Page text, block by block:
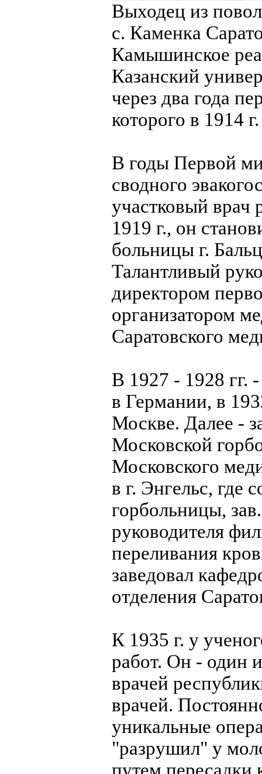
Выходец из
с. Каменка
Камышинское
Казанский
через два года
которого в 1914
В годы Первой
сводного
участковый врач
1919 г., он
больницы г.
Талантливый
директором
организатором
Саратовского
В 1927 - 1928 гг.
в Германии, в
Москве. Далее -
Московской
Московского
в г. Энгельс, где
горбольницы,
руководителя
переливания
заведовал
отделения
К 1935 г. у
работ. Он - один
врачей
врачей.
уникальные
"разрушил" у